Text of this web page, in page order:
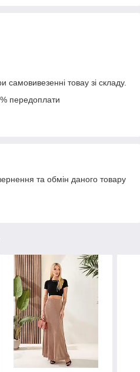
самовивезенні товау зі складу.
передоплати
та обмін даного товару